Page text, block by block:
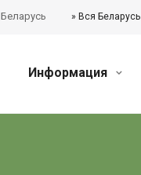
» Вся Беларусь
Беларусь
Информация